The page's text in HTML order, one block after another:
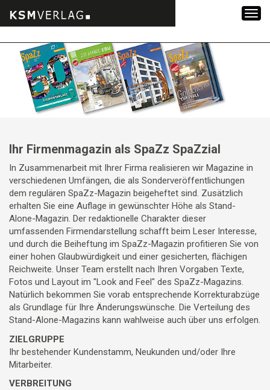
Inhalt
springen
Ihr Firmenmagazin als SpaZz SpaZzial
In Zusammenarbeit mit Ihrer Firma realisieren wir Magazine in
verschiedenen Umfängen, die als Sonderveröffentlichungen
dem regulären SpaZz-Magazin beigeheftet sind. Zusätzlich
erhalten Sie eine Auflage in gewünschter Höhe als Stand-
Alone-Magazin. Der redaktionelle Charakter dieser
umfassenden Firmendarstellung schafft beim Leser Interesse,
und durch die Beiheftung im SpaZz-Magazin profitieren Sie von
einer hohen Glaubwürdigkeit und einer gesicherten, flächigen
Reichweite. Unser Team erstellt nach Ihren Vorgaben Texte,
Fotos und Layout im "Look and Feel" des SpaZz-Magazins.
Natürlich bekommen Sie vorab entsprechende Korrekturabzüge
als Grundlage für Ihre Änderungswünsche. Die Verteilung des
Stand-Alone-Magazins kann wahlweise auch über uns erfolgen.
ZIELGRUPPE
Ihr bestehender Kundenstamm, Neukunden und/oder Ihre
Mitarbeiter.
VERBREITUNG